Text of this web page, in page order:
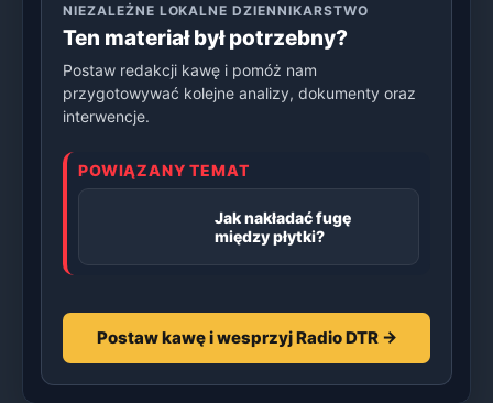
NIEZALEŻNE LOKALNE DZIENNIKARSTWO
Ten materiał był potrzebny?
Postaw redakcji kawę i pomóż nam
przygotowywać kolejne analizy, dokumenty oraz
interwencje.
POWIĄZANY TEMAT
Jak nakładać fugę
między płytki?
Postaw kawę i wesprzyj Radio DTR →